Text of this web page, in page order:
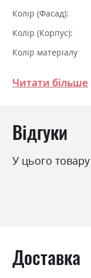
Колір (Фасад):
Колір (Корпус):
Колір матеріалу
Читати більше
Відгуки
У цього
Доставка